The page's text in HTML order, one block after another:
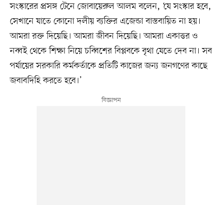
সংস্কারের প্রসঙ্গ টেনে জোবায়েরুল আলম বলেন, ‘যে সংস্কার হবে,
সেখানে যাতে কোনো দলীয় ব্যক্তির এজেন্ডা বাস্তবায়িত না হয়।
আমরা রক্ত দিয়েছি। আমরা জীবন দিয়েছি। আমরা একাত্তর ও
নব্বই থেকে শিক্ষা নিয়ে চব্বিশের বিপ্লবকে বৃথা যেতে দেব না। সব
পর্যায়ের সরকারি কর্মকর্তাকে প্রতিটি কাজের জন্য জনগণের কাছে
জবাবদিহি করতে হবে।’